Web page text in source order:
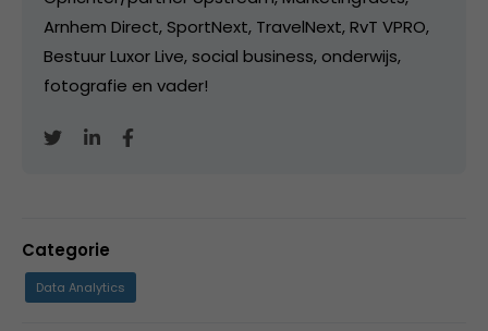
Arnhem Direct, SportNext, TravelNext, RvT VPRO,
Bestuur Luxor Live, social business, onderwijs,
fotografie en vader!
Categorie
Data Analytics